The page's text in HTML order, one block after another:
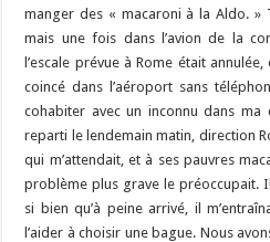
manger des « macaroni à la Aldo. »
mais une fois dans l’avion de la
l’escale prévue à Rome était
coincé dans l’aéroport sans
cohabiter avec un inconnu dans ma
reparti le lendemain matin, direction
qui m’attendait, et à ses pauvres
problème plus grave le préoccupait.
si bien qu’à peine arrivé, il
l’aider à choisir une bague. Nous